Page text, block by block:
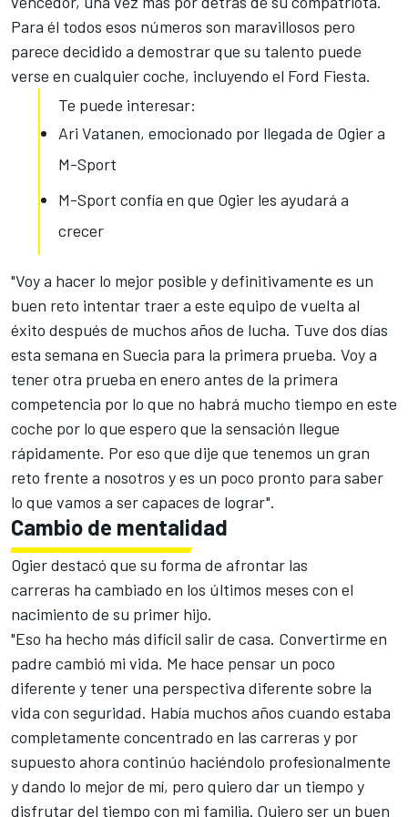
Para él todos esos números son maravillosos pero
parece decidido a demostrar que su talento puede
verse en cualquier coche, incluyendo el Ford Fiesta.
Te puede interesar:
Ari Vatanen, emocionado por llegada de Ogier a
M-Sport
M-Sport confía en que Ogier les ayudará a
crecer
"Voy a hacer lo mejor posible y definitivamente es un
buen reto intentar traer a este equipo de vuelta al
éxito después de muchos años de lucha. Tuve dos días
esta semana en Suecia para la primera prueba. Voy a
tener otra prueba en enero antes de la primera
competencia por lo que no habrá mucho tiempo en este
coche por lo que espero que la sensación llegue
rápidamente. Por eso que dije que tenemos un gran
reto frente a nosotros y es un poco pronto para saber
lo que vamos a ser capaces de lograr".
Cambio de mentalidad
Ogier destacó que su forma de afrontar las
carreras ha cambiado en los últimos meses con el
nacimiento de su primer hijo.
"Eso ha hecho más difícil salir de casa. Convertirme en
padre cambió mi vida. Me hace pensar un poco
diferente y tener una perspectiva diferente sobre la
vida con seguridad. Había muchos años cuando estaba
completamente concentrado en las carreras y por
supuesto ahora continúo haciéndolo profesionalmente
y dando lo mejor de mí, pero quiero dar un tiempo y
disfrutar del tiempo con mi familia. Quiero ser un buen